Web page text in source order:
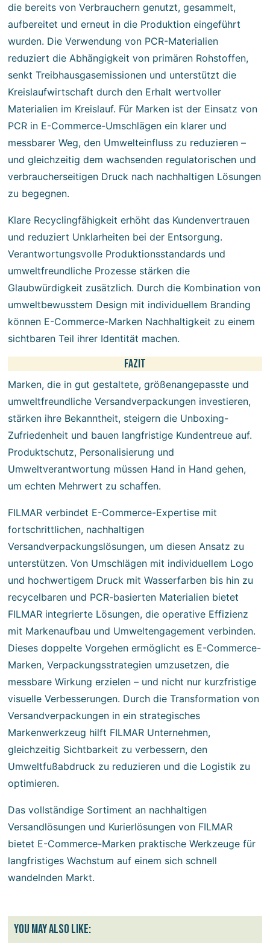
die bereits von Verbrauchern genutzt, gesammelt,
aufbereitet und erneut in die Produktion eingeführt
wurden. Die Verwendung von PCR-Materialien
reduziert die Abhängigkeit von primären Rohstoffen,
senkt Treibhausgasemissionen und unterstützt die
Kreislaufwirtschaft durch den Erhalt wertvoller
Materialien im Kreislauf. Für Marken ist der Einsatz von
PCR in E-Commerce-Umschlägen ein klarer und
messbarer Weg, den Umwelteinfluss zu reduzieren –
und gleichzeitig dem wachsenden regulatorischen und
verbraucherseitigen Druck nach nachhaltigen Lösungen
zu begegnen.
Klare Recyclingfähigkeit erhöht das Kundenvertrauen
und reduziert Unklarheiten bei der Entsorgung.
Verantwortungsvolle Produktionsstandards und
umweltfreundliche Prozesse stärken die
Glaubwürdigkeit zusätzlich. Durch die Kombination von
umweltbewusstem Design mit individuellem Branding
können E-Commerce-Marken Nachhaltigkeit zu einem
sichtbaren Teil ihrer Identität machen.
Fazit
Marken, die in gut gestaltete, größenangepasste und
umweltfreundliche Versandverpackungen investieren,
stärken ihre Bekanntheit, steigern die Unboxing-
Zufriedenheit und bauen langfristige Kundentreue auf.
Produktschutz, Personalisierung und
Umweltverantwortung müssen Hand in Hand gehen,
um echten Mehrwert zu schaffen.
FILMAR verbindet E-Commerce-Expertise mit
fortschrittlichen, nachhaltigen
Versandverpackungslösungen, um diesen Ansatz zu
unterstützen. Von Umschlägen mit individuellem Logo
und hochwertigem Druck mit Wasserfarben bis hin zu
recycelbaren und PCR-basierten Materialien bietet
FILMAR integrierte Lösungen, die operative Effizienz
mit Markenaufbau und Umweltengagement verbinden.
Dieses doppelte Vorgehen ermöglicht es E-Commerce-
Marken, Verpackungsstrategien umzusetzen, die
messbare Wirkung erzielen – und nicht nur kurzfristige
visuelle Verbesserungen. Durch die Transformation von
Versandverpackungen in ein strategisches
Markenwerkzeug hilft FILMAR Unternehmen,
gleichzeitig Sichtbarkeit zu verbessern, den
Umweltfußabdruck zu reduzieren und die Logistik zu
optimieren.
Das vollständige Sortiment an nachhaltigen
Versandlösungen und Kurierlösungen von FILMAR
bietet E-Commerce-Marken praktische Werkzeuge für
langfristiges Wachstum auf einem sich schnell
wandelnden Markt.
You may also like: